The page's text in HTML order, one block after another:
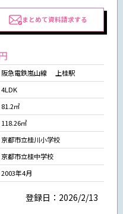
まとめて資料請求する
阪急電鉄嵐山線 上桂駅
4LDK
81.2㎡
118.26㎡
京都市立桂川小学校
京都市立桂中学校
2003年4月
登録日：2026/2/13